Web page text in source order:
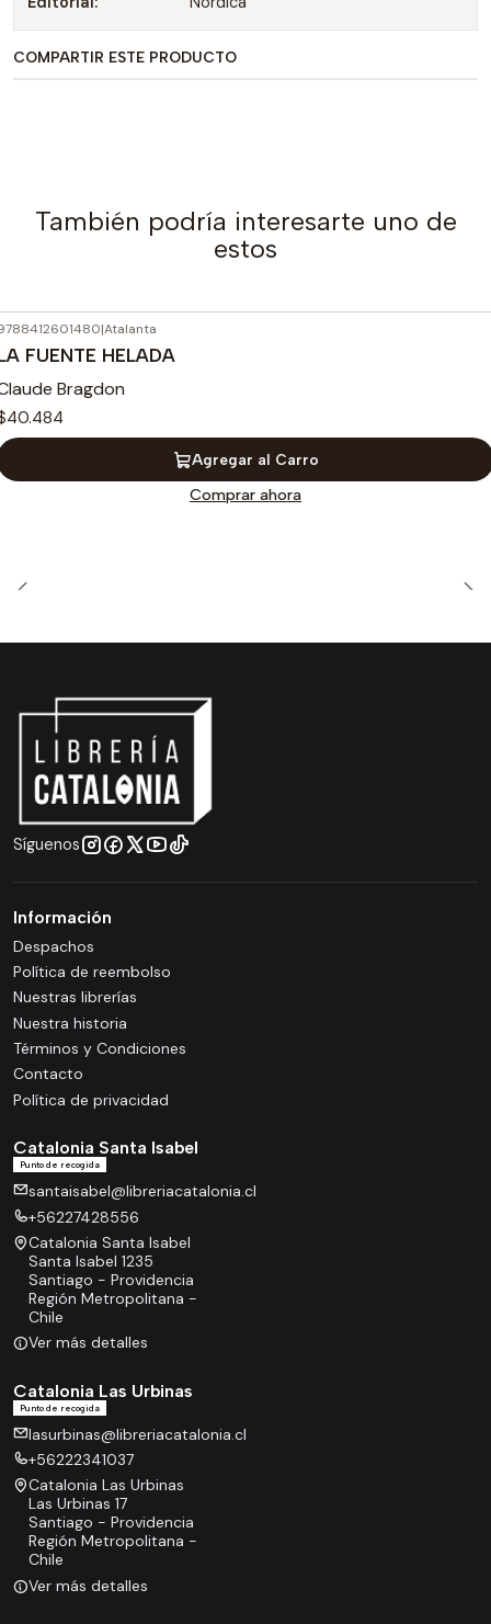
COMPARTIR ESTE PRODUCTO
También podría interesarte uno de
estos
|Atalanta
FUENTE HELADA
Bragdon
Agregar al Carro
Comprar ahora
Síguenos
Información
Despachos
Política de reembolso
Nuestras librerías
Nuestra historia
Términos y Condiciones
Contacto
Política de privacidad
Catalonia Santa Isabel
Punto de recogida
santaisabel@libreriacatalonia.cl
+56227428556
Catalonia Santa Isabel
Santa Isabel 1235
Santiago - Providencia
Región Metropolitana -
Chile
Ver más detalles
Catalonia Las Urbinas
Punto de recogida
lasurbinas@libreriacatalonia.cl
+56222341037
Catalonia Las Urbinas
Las Urbinas 17
Santiago - Providencia
Región Metropolitana -
Chile
Ver más detalles